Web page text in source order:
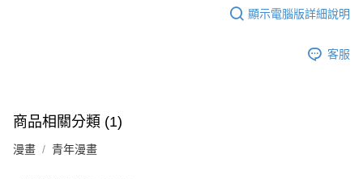
恩沛科技股份有限公司將有權停止該用戶之使用額度並採取法律行動。
查看運費
顯示電腦版詳細說明
客服
商品相關分類 (1)
漫畫 青年漫畫